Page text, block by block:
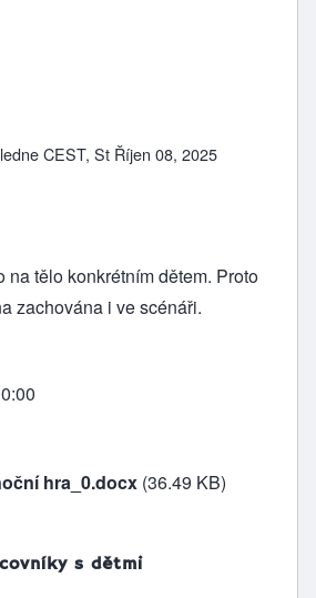
CEST, St Říjen 08, 2025
na tělo konkrétním dětem. Proto
zachována i ve scénáři.
hra_0.docx (36.49 KB)
s dětmi